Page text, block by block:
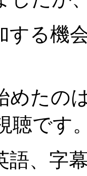
する機
たの
聴です。
語、字